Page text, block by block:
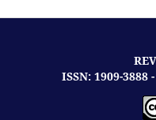
ISSN: 1909-3888